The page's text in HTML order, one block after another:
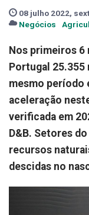
08 julho 2022,
Negócios
Nos primeiros 6
Portugal 25.355
mesmo período
aceleração
verificada em
D&B. Setores
recursos
descidas no